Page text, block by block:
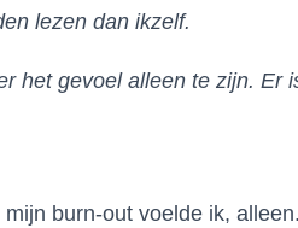
lezen dan ikzelf.
het gevoel alleen te zijn. Er
burn-out voelde ik,